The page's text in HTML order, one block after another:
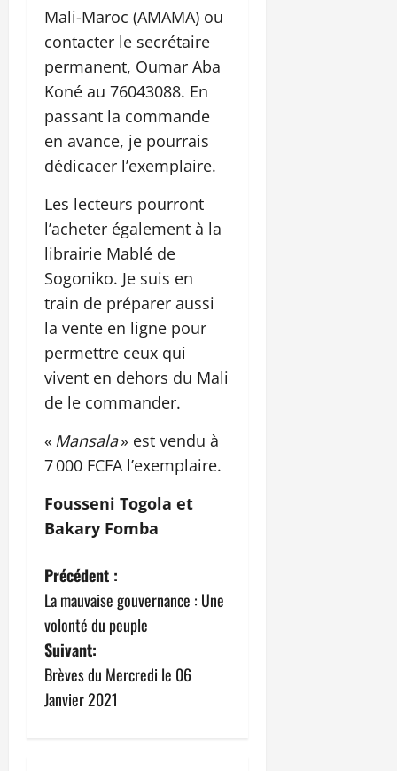
Mali-Maroc (AMAMA) ou
contacter le secrétaire
permanent, Oumar Aba
Koné au 76043088. En
passant la commande
en avance, je pourrais
dédicacer l’exemplaire.
Les lecteurs pourront
l’acheter également à la
librairie Mablé de
Sogoniko. Je suis en
train de préparer aussi
la vente en ligne pour
permettre ceux qui
vivent en dehors du Mali
de le commander.
« Mansala» est vendu à
7 000 FCFA l’exemplaire.
Fousseni Togola et
Bakary Fomba
N
a
v
i
Précédent :
La mauvaise gouvernance : Une
volonté du peuple
Suivant:
Brèves du Mercredi le 06
Janvier 2021